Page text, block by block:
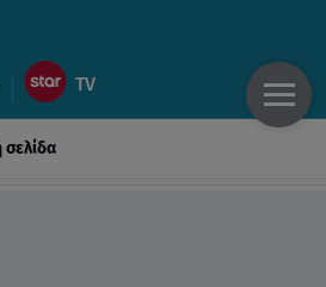
σελίδα